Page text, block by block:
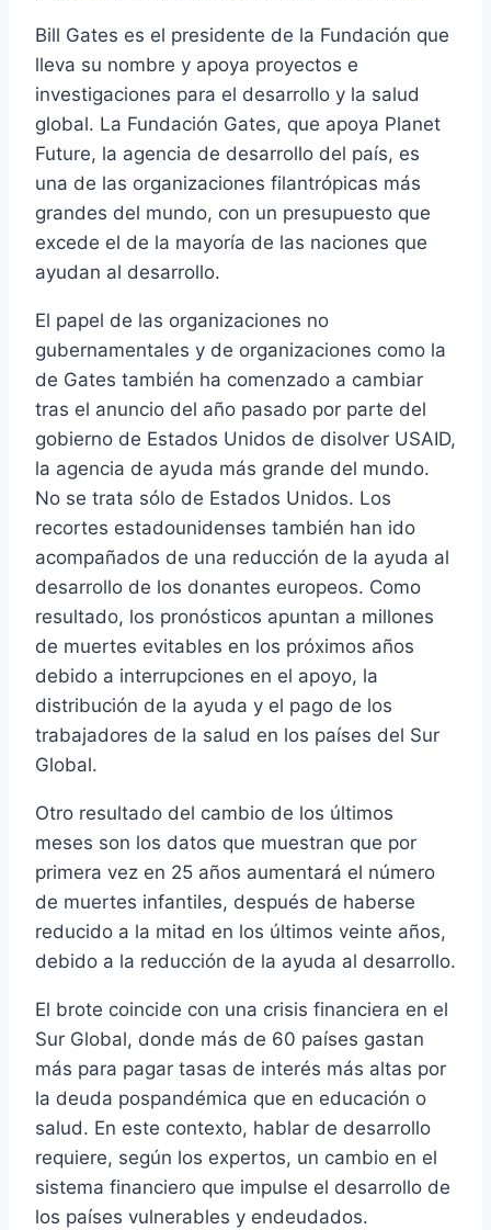
Bill Gates es el presidente de la Fundación que
lleva su nombre y apoya proyectos e
investigaciones para el desarrollo y la salud
global. La Fundación Gates, que apoya Planet
Future, la agencia de desarrollo del país, es
una de las organizaciones filantrópicas más
grandes del mundo, con un presupuesto que
excede el de la mayoría de las naciones que
ayudan al desarrollo.
El papel de las organizaciones no
gubernamentales y de organizaciones como la
de Gates también ha comenzado a cambiar
tras el anuncio del año pasado por parte del
gobierno de Estados Unidos de disolver USAID,
la agencia de ayuda más grande del mundo.
No se trata sólo de Estados Unidos. Los
recortes estadounidenses también han ido
acompañados de una reducción de la ayuda al
desarrollo de los donantes europeos. Como
resultado, los pronósticos apuntan a millones
de muertes evitables en los próximos años
debido a interrupciones en el apoyo, la
distribución de la ayuda y el pago de los
trabajadores de la salud en los países del Sur
Global.
Otro resultado del cambio de los últimos
meses son los datos que muestran que por
primera vez en 25 años aumentará el número
de muertes infantiles, después de haberse
reducido a la mitad en los últimos veinte años,
debido a la reducción de la ayuda al desarrollo.
El brote coincide con una crisis financiera en el
Sur Global, donde más de 60 países gastan
más para pagar tasas de interés más altas por
la deuda pospandémica que en educación o
salud. En este contexto, hablar de desarrollo
requiere, según los expertos, un cambio en el
sistema financiero que impulse el desarrollo de
los países vulnerables y endeudados.